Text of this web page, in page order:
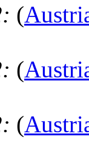
(
(
(